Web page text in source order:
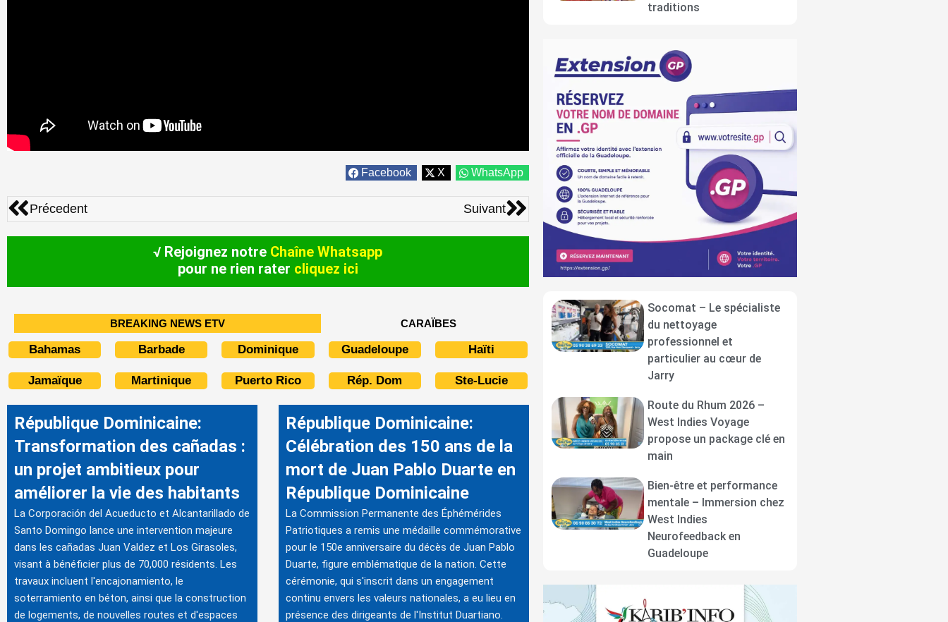
Facebook X WhatsApp
Précédent
Précedent SuivantSuivant
√ Rejoignez notre Chaîne Whatsapp
pour ne rien rater cliquez ici
BREAKING NEWS ETV CARAÏBES
Bahamas Barbade Dominique Guadeloupe Haïti
Jamaïque Martinique Puerto Rico Rép. Dom Ste-Lucie
République Dominicaine:
Transformation des cañadas :
un projet ambitieux pour
améliorer la vie des habitants
La Corporación del Acueducto et Alcantarillado de
Santo Domingo lance une intervention majeure
dans les cañadas Juan Valdez et Los Girasoles,
visant à bénéficier plus de 70,000 résidents. Les
travaux incluent l'encajonamiento, le
soterramiento en béton, ainsi que la construction
de logements, de nouvelles routes et d'espaces
République Dominicaine:
Célébration des 150 ans de la
mort de Juan Pablo Duarte en
République Dominicaine
La Commission Permanente des Éphémérides
Patriotiques a remis une médaille commémorative
pour le 150e anniversaire du décès de Juan Pablo
Duarte, figure emblématique de la nation. Cette
cérémonie, qui s'inscrit dans un engagement
continu envers les valeurs nationales, a eu lieu en
présence des dirigeants de l'Institut Duartiano.
traditions
Socomat – Le spécialiste
du nettoyage
professionnel et
particulier au cœur de
Jarry
Route du Rhum 2026 –
West Indies Voyage
propose un package clé en
main
Bien-être et performance
mentale – Immersion chez
West Indies
Neurofeedback en
Guadeloupe